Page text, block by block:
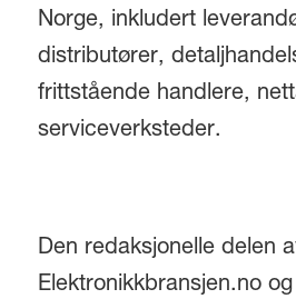
Norge, inkludert
distributører,
frittstående handlere,
serviceverksteder.
Den redaksjonelle delen
Elektronikkbransjen.no